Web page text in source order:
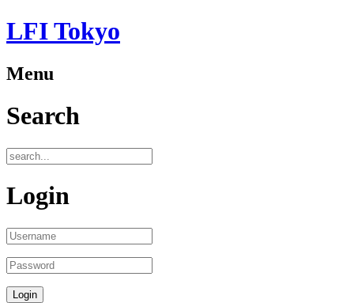
LFI Tokyo
Menu
Search
Login